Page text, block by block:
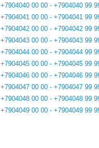
+7904040 00 00 - +7904040 99
+7904041 00 00 - +7904041 99
+7904042 00 00 - +7904042 99
+7904043 00 00 - +7904043 99
+7904044 00 00 - +7904044 99
+7904045 00 00 - +7904045 99
+7904046 00 00 - +7904046 99
+7904047 00 00 - +7904047 99
+7904048 00 00 - +7904048 99
+7904049 00 00 - +7904049 99